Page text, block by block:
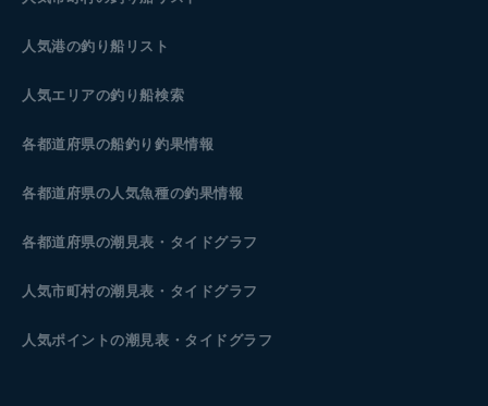
人気港の釣り船リスト
人気エリアの釣り船検索
各都道府県の船釣り釣果情報
各都道府県の人気魚種の釣果情報
各都道府県の潮見表 ・タイドグラフ
人気市町村の潮見表・タイドグラフ
人気ポイントの潮見表・タイドグラフ